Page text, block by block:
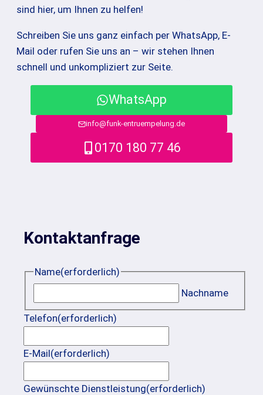
sind hier, um Ihnen zu helfen!
Schreiben Sie uns ganz einfach per WhatsApp, E-
Mail oder rufen Sie uns an – wir stehen Ihnen
schnell und unkompliziert zur Seite.
WhatsApp
info@funk-entruempelung.de
0170 180 77 46
Kontaktanfrage
Name(erforderlich)
Nachname
Telefon(erforderlich)
E-Mail(erforderlich)
Gewünschte Dienstleistung(erforderlich)